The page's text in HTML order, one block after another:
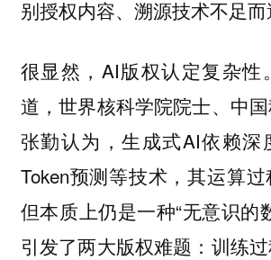
别授权内容、溯源技术不足而
很显然，AI版权认定复杂性
道，世界核科学院院士、中
张勤认为，生成式AI依赖深
Token预测等技术，其运算过
但本质上仍是一种“无意识的
引发了两大版权难题： 训练